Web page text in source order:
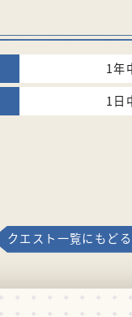
1年
1日
クエスト一覧にもどる